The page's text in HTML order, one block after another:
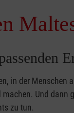
in der
Und
zu tun.